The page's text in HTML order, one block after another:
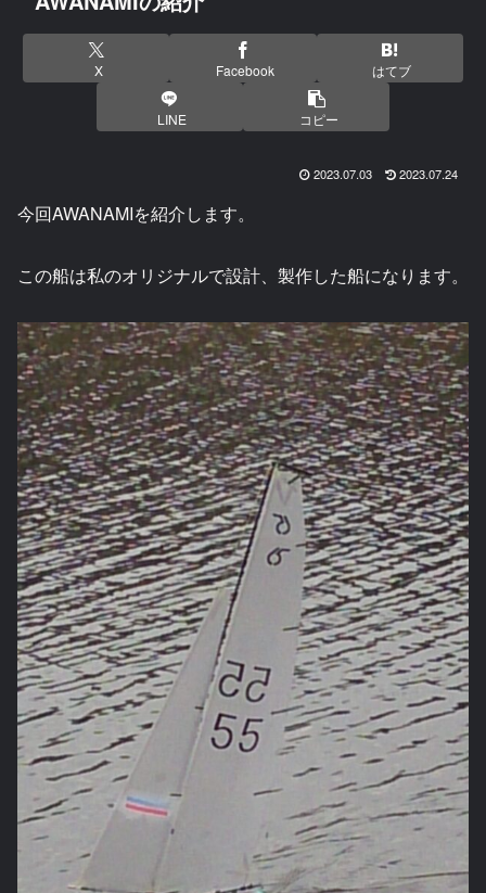
X Facebook はてブ
LINE コピー
2023.07.03 2023.07.24
今回AWANAMIを紹介します。
この船は私のオリジナルで設計、製作した船になります。